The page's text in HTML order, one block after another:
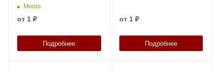
Много
от 1 ₽
Подробнее
от 1 ₽
Подробнее